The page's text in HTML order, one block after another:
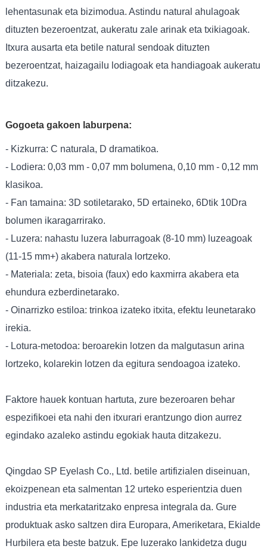
lehentasunak eta bizimodua. Astindu natural ahulagoak
dituzten bezeroentzat, aukeratu zale arinak eta txikiagoak.
Itxura ausarta eta betile natural sendoak dituzten
bezeroentzat, haizagailu lodiagoak eta handiagoak aukeratu
ditzakezu.
Gogoeta gakoen laburpena:
- Kizkurra: C naturala, D dramatikoa.
- Lodiera: 0,03 mm - 0,07 mm bolumena, 0,10 mm - 0,12 mm
klasikoa.
- Fan tamaina: 3D sotiletarako, 5D ertaineko, 6Dtik 10Dra
bolumen ikaragarrirako.
- Luzera: nahastu luzera laburragoak (8-10 mm) luzeagoak
(11-15 mm+) akabera naturala lortzeko.
- Materiala: zeta, bisoia (faux) edo kaxmirra akabera eta
ehundura ezberdinetarako.
- Oinarrizko estiloa: trinkoa izateko itxita, efektu leunetarako
irekia.
- Lotura-metodoa: beroarekin lotzen da malgutasun arina
lortzeko, kolarekin lotzen da egitura sendoagoa izateko.
Faktore hauek kontuan hartuta, zure bezeroaren behar
espezifikoei eta nahi den itxurari erantzungo dion aurrez
egindako azaleko astindu egokiak hauta ditzakezu.
Qingdao SP Eyelash Co., Ltd. betile artifizialen diseinuan,
ekoizpenean eta salmentan 12 urteko esperientzia duen
industria eta merkataritzako enpresa integrala da. Gure
produktuak asko saltzen dira Europara, Ameriketara, Ekialde
Hurbilera eta beste batzuk. Epe luzerako lankidetza dugu